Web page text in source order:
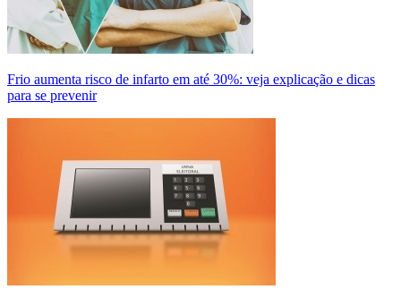
Frio aumenta risco de infarto em até 30%: veja explicação e dicas
para se prevenir